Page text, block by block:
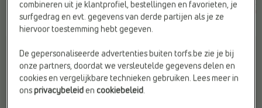
Vorige laagste prijs:
€ 59,9999,99 59,99
Vorige laagste prijs:
€ 41,9969,99
combineren uit je klantprofiel, bestellingen en favorieten, je
surfgedrag en evt. gegevens van derde partijen als je ze
hiervoor toestemming hebt gegeven.
De gepersonaliseerde advertenties buiten torfs.be zie je bij
onze partners, doordat we versleutelde gegevens delen en
cookies en vergelijkbare technieken gebruiken. Lees meer in
onsprivacybeleidencookiebeleid.